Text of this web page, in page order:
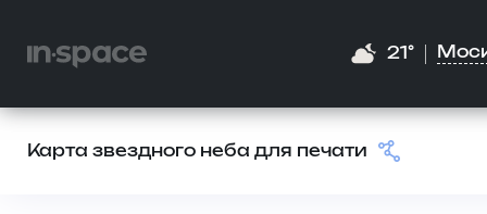
21°
Карта звездного неба для печати